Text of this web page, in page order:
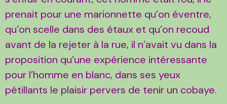
prenait pour une marionnette qu’on éventre,
qu’on scelle dans des étaux et qu’on recoud
avant de la rejeter à la rue, il n’avait vu dans la
proposition qu’une expérience intéressante
pour l’homme en blanc, dans ses yeux
pétillants le plaisir pervers de tenir un cobaye.